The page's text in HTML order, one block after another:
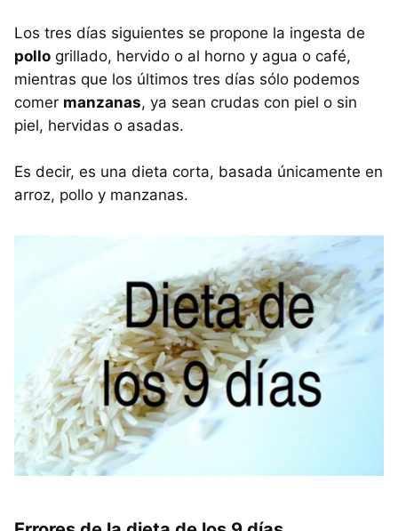
Los tres días siguientes se propone la ingesta de
pollo grillado, hervido o al horno y agua o café,
mientras que los últimos tres días sólo podemos
comer manzanas, ya sean crudas con piel o sin
piel, hervidas o asadas.
Es decir, es una dieta corta, basada únicamente en
arroz, pollo y manzanas.